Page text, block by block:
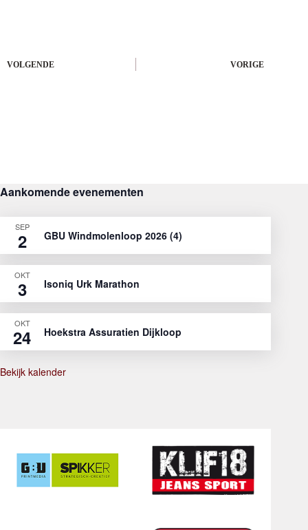
VORIGE
VOLGENDE
Aankomende evenementen
SEP
2 GBU Windmolenloop 2026 (4)
OKT
3 Isoniq Urk Marathon
OKT
24 Hoekstra Assuratien Dijkloop
Bekijk kalender